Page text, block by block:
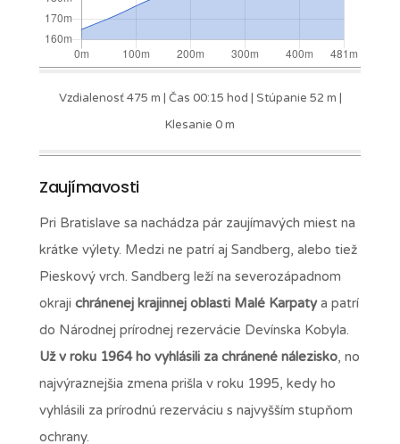
Vzdialenosť 475 m | Čas 00:15 hod | Stúpanie 52 m |
Klesanie 0 m
Zaujímavosti
Pri Bratislave sa nachádza pár zaujímavých miest na
krátke výlety. Medzi ne patrí aj Sandberg, alebo tiež
Pieskový vrch. Sandberg leží na severozápadnom
okraji chránenej krajinnej oblasti Malé Karpatya patrí
do Národnej prírodnej rezervácie Devínska Kobyla.
Už v roku 1964 ho vyhlásili za chránené nálezisko, no
najvýraznejšia zmena prišla v roku 1995, kedy ho
vyhlásili za prírodnú rezerváciu s najvyšším stupňom
ochrany.